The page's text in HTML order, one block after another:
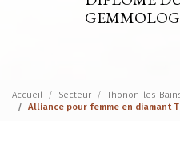
Accueil Secteur
Thonon-les-
Alliance pour femme en diamant